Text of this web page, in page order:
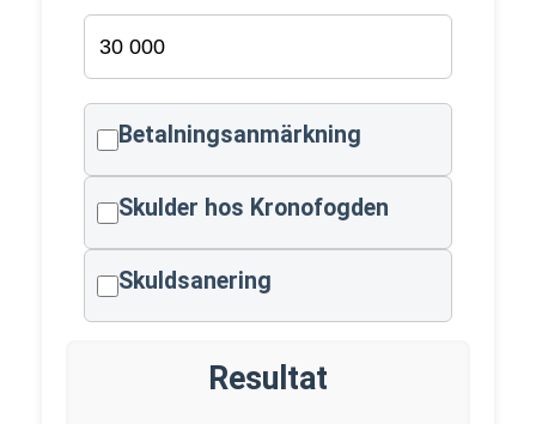
Betalningsanmärkning
Skulder hos Kronofogden
Skuldsanering
Resultat